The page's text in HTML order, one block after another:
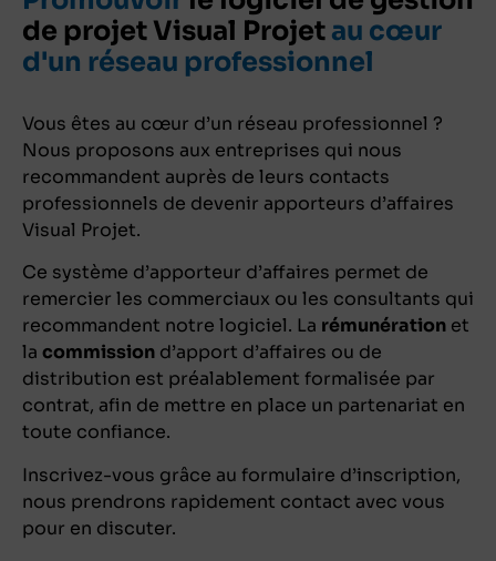
de projet Visual Projet au cœur
d'un réseau professionnel
Vous êtes au cœur d’un réseau professionnel ?
Nous proposons aux entreprises qui nous
recommandent auprès de leurs contacts
professionnels de devenir apporteurs d’affaires
Visual Projet.
Ce système d’apporteur d’affaires permet de
remercier les commerciaux ou les consultants qui
recommandent notre logiciel. La rémunération et
la commission d’apport d’affaires ou de
distribution est préalablement formalisée par
contrat, afin de mettre en place un partenariat en
toute confiance.
Inscrivez-vous grâce au formulaire d’inscription,
nous prendrons rapidement contact avec vous
pour en discuter.